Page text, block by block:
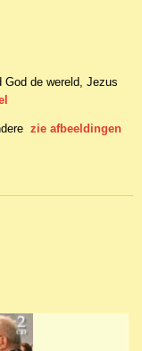
de wereld, Jezus
zie afbeeldingen